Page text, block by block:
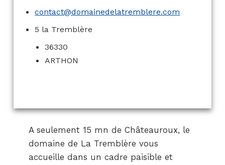
contact@domainedelatremblere.com
5 la Tremblère
36330
ARTHON
A seulement 15 mn de Châteauroux, le
domaine de La Tremblère vous
accueille dans un cadre paisible et